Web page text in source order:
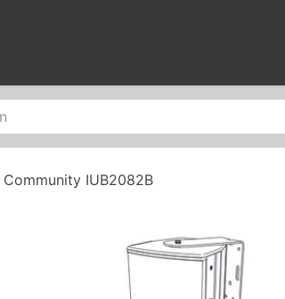
Community IUB2082B